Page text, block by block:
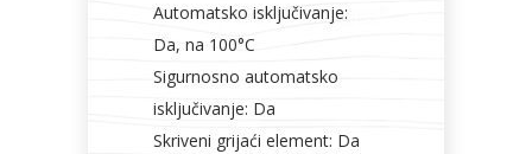
Automatsko isključivanje:
Da, na 100°C
Sigurnosno automatsko
isključivanje: Da
Skriveni grijaći element: Da